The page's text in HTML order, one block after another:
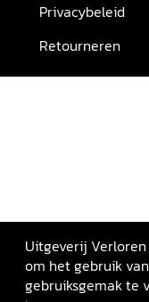
Privacybeleid
Retourneren
Uitgeverij
om het gebruik
gebruiksgemak te